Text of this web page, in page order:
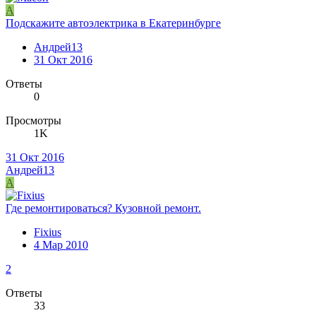
А
Подскажите автоэлектрика в Екатеринбурге
Андрей13
31 Окт 2016
Ответы
0
Просмотры
1K
31 Окт 2016
Андрей13
А
Где ремонтироваться? Кузовной ремонт.
Fixius
4 Мар 2010
2
Ответы
33